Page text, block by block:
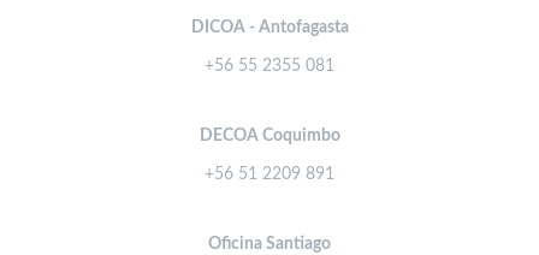
DICOA - Antofagasta
+56 55 2355 081
DECOA Coquimbo
+56 51 2209 891
Oficina Santiago